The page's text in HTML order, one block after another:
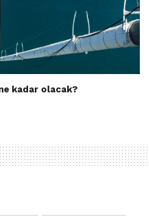
kadar olacak?